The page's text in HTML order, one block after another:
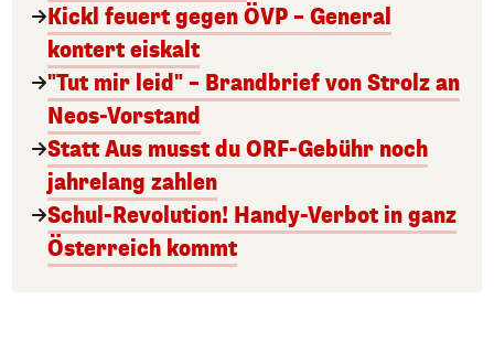
Kickl feuert gegen ÖVP – General
kontert eiskalt
"Tut mir leid" – Brandbrief von Strolz an
Neos-Vorstand
Statt Aus musst du ORF-Gebühr noch
jahrelang zahlen
Schul-Revolution! Handy-Verbot in ganz
Österreich kommt